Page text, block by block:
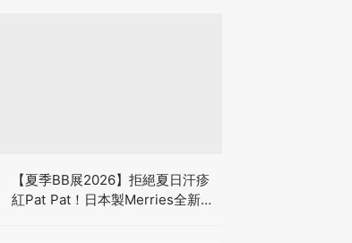
【夏季BB展2026】拒絕夏日汗疹
紅Pat Pat！日本製Merries全新超